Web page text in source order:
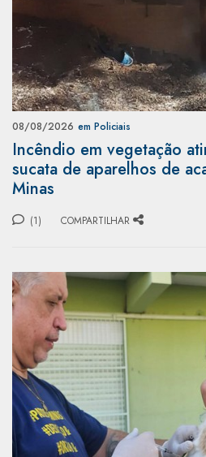
08/08/2026 em Policiais
Incêndio em vegetação
sucata de aparelhos de
Minas
(1) COMPARTILHAR